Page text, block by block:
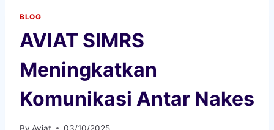
BLOG
AVIAT SIMRS
Meningkatkan
Komunikasi Antar Nakes
By Aviat 03/10/2025